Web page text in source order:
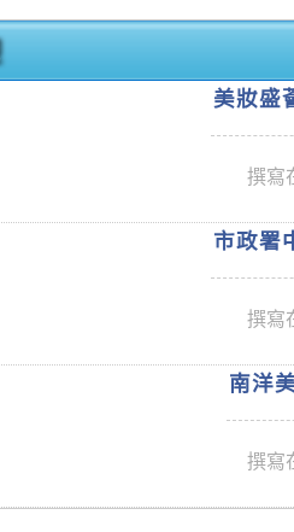
美妝盛
撰寫
市政署
撰寫
南洋
撰寫